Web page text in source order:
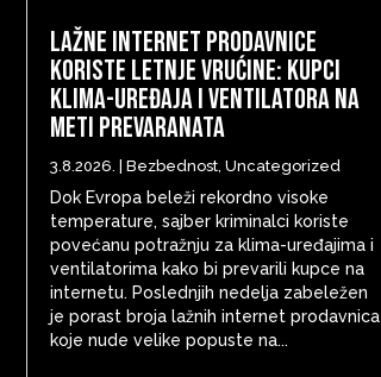
Lažne internet prodavnice
koriste letnje vrućine: Kupci
klima-uređaja i ventilatora na
meti prevaranata
3.8.2026. | Bezbednost, Uncategorized
Dok Evropa beleži rekordno visoke
temperature, sajber kriminalci koriste
povećanu potražnju za klima-uređajima i
ventilatorima kako bi prevarili kupce na
internetu. Poslednjih nedelja zabeležen
je porast broja lažnih internet prodavnica
koje nude velike popuste na...